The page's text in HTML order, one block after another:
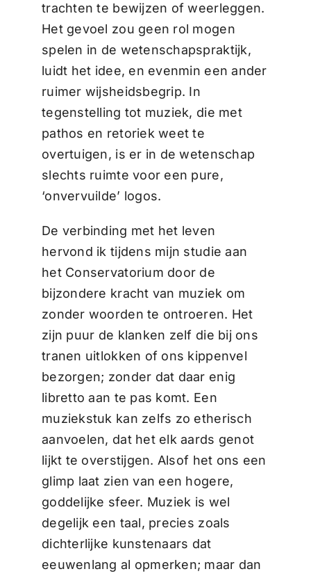
trachten te bewijzen of weerleggen.
Het gevoel zou geen rol mogen
spelen in de wetenschapspraktijk,
luidt het idee, en evenmin een ander
ruimer wijsheidsbegrip. In
tegenstelling tot muziek, die met
pathos en retoriek weet te
overtuigen, is er in de wetenschap
slechts ruimte voor een pure,
‘onvervuilde’ logos.
De verbinding met het leven
hervond ik tijdens mijn studie aan
het Conservatorium door de
bijzondere kracht van muziek om
zonder woorden te ontroeren. Het
zijn puur de klanken zelf die bij ons
tranen uitlokken of ons kippenvel
bezorgen; zonder dat daar enig
libretto aan te pas komt. Een
muziekstuk kan zelfs zo etherisch
aanvoelen, dat het elk aards genot
lijkt te overstijgen. Alsof het ons een
glimp laat zien van een hogere,
goddelijke sfeer. Muziek is wel
degelijk een taal, precies zoals
dichterlijke kunstenaars dat
eeuwenlang al opmerken; maar dan